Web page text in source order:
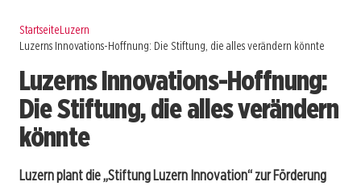
StartseiteLuzern
Luzerns Innovations-Hoffnung: Die Stiftung, die alles verändern könnte
Luzerns Innovations-Hoffnung:
Die Stiftung, die alles verändern
könnte
Luzern plant die „Stiftung Luzern Innovation“ zur Förderung